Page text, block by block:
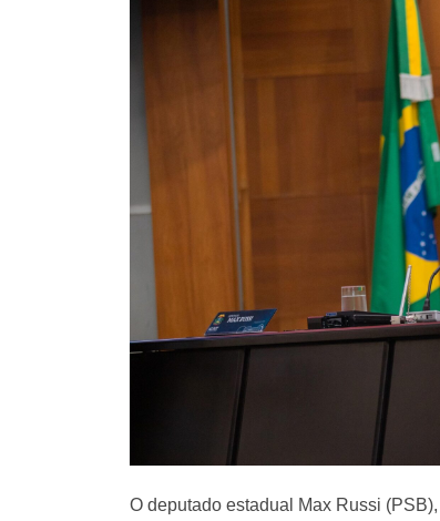
O deputado estadual Max Russi